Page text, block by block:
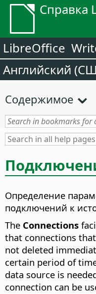
Справка
LibreOffice
Английский
Содержимое
Определение
подключений к
The Connections
that connections
not deleted
certain period of
data source is
connection can be